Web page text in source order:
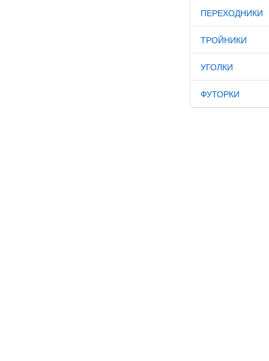
ПЕРЕХОДНИКИ
ТРОЙНИКИ
УГОЛКИ
ФУТОРКИ